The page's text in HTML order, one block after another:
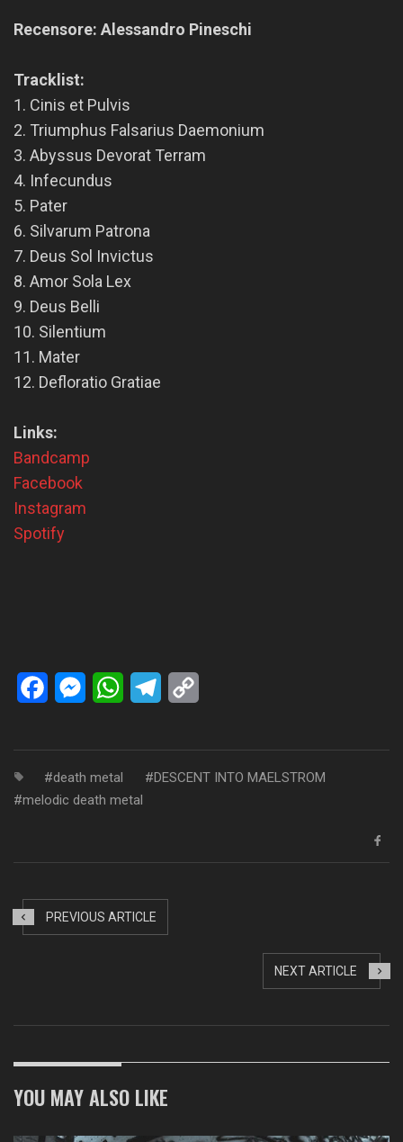
Recensore: Alessandro Pineschi
Tracklist:
1. Cinis et Pulvis
2. Triumphus Falsarius Daemonium
3. Abyssus Devorat Terram
4. Infecundus
5. Pater
6. Silvarum Patrona
7. Deus Sol Invictus
8. Amor Sola Lex
9. Deus Belli
10. Silentium
11. Mater
12. Defloratio Gratiae
Links:
Bandcamp
Facebook
Instagram
Spotify
FacebookMessengerWhatsAppTelegram
death metal
DESCENT INTO MAELSTROM
melodic death metal
PREVIOUS ARTICLE
NEXT ARTICLE
YOU MAY ALSO LIKE